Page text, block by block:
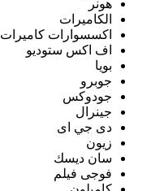
هونر
الكاميرات
اكسسوارات كاميرات
اف اكس ستوديو
بويا
جوبرو
جودوكس
جينرال
دى جي اى
زيون
سان ديسك
فوجى فيلم